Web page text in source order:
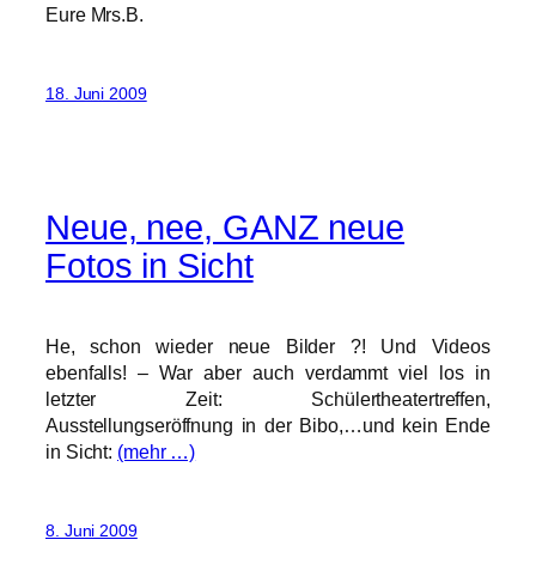
Eure Mrs.B.
18. Juni 2009
Neue, nee, GANZ neue
Fotos in Sicht
He, schon wieder neue Bilder ?! Und Videos
ebenfalls! – War aber auch verdammt viel los in
letzter Zeit: Schülertheatertreffen,
Ausstellungseröffnung in der Bibo,…und kein Ende
in Sicht: (mehr …)
8. Juni 2009